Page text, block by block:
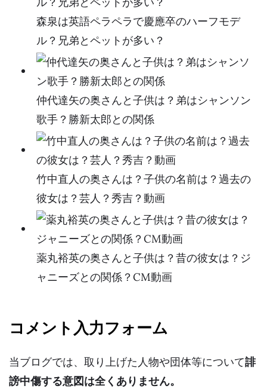
森泉は英語ペラペラで慶應卒のハーフモデ
ル？兄弟とペットが多い？
仲代達矢の奥さんと子供は？弟はシャンソン
歌手？勝新太郎との関係
竹中直人の奥さんは？子供の名前は？過去の
彼女は？芸人？秀吉？動画
薬丸裕英の奥さんと子供は？昔の彼女は？ジ
ャニーズとの関係？CM動画
コメント入力フォーム
当ブログでは、取り上げた人物や団体等について誹
謗中傷する意図は全くありません。